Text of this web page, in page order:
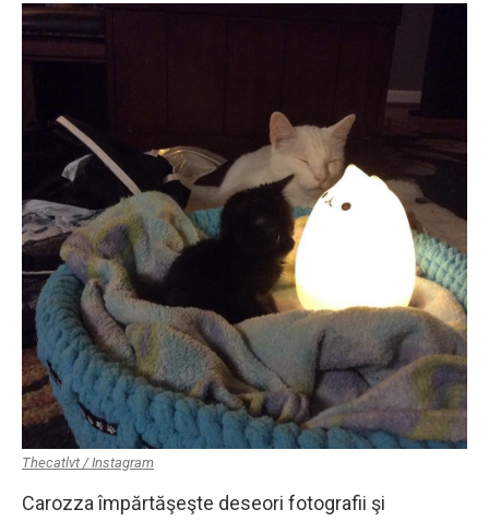
Thecatlvt / Instagram
Carozza împărtăşeşte deseori fotografii şi